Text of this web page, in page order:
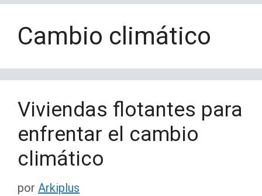
Cambio climático
Viviendas flotantes para
enfrentar el cambio
climático
por Arkiplus